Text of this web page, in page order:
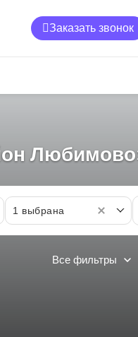
Заказать звонок
1 выбрана
Все фильтры